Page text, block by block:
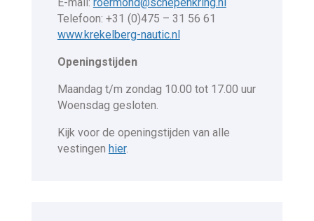
Telefoon: +31 (0)475 – 31 56 61
www.krekelberg-nautic.nl
Openingstijden
Maandag t/m zondag 10.00 tot 17.00 uur
Woensdag gesloten.
Kijk voor de openingstijden van alle
vestingen hier.